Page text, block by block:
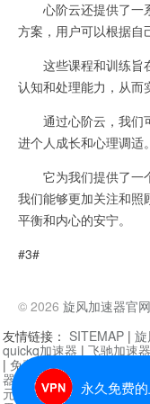
心阶云还提供了一
方案，用户可以根据自
这些课程和训练旨
认知和处理能力，从而
通过心阶云，我们
进个人成长和心理调适。
它为我们提供了一
我们能够更加关注和照
平衡和内心的安宁。
#3#
© 2026 旋风加速器官网
永久免费
友情链接： SITEMAP |
quickq加速器 | 飞驰加速器
| 免费vqn加速外网
器| 快柠檬加速器 |黑洞加
元机场加速器 |一元机场|